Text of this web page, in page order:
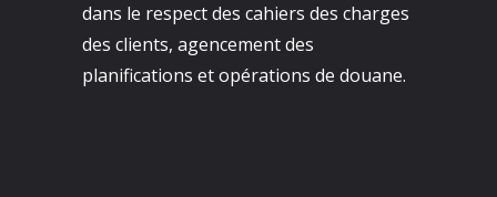
dans le respect des cahiers des charges
des clients, agencement des
planifications et opérations de douane.